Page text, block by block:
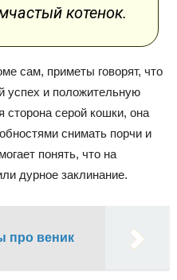
котенок.
сам, приметы говорят, что
успех и положительную
сторона серой кошки, она
снимать порчи и
понять, что на
дурное заклинание.
про веник